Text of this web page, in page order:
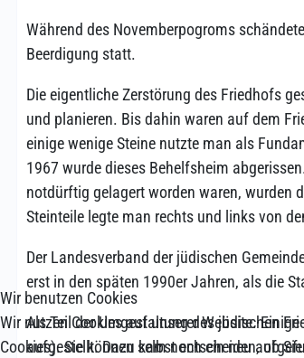
Während des Novemberpogroms
Beerdigung statt.
Die eigentliche Zerstörung des Friedhofs
und planieren. Bis dahin waren auf dem
einige wenige Steine nutzte man als
1967 wurde dieses Behelfsheim
notdürftig gelagert worden waren, wurden
Steinteile legte man rechts und links von
Der Landesverband der jüdischen
erst in den späten 1990er Jahren, als die
Als Teil der Umgestaltung des jüdischen
aufgestellt. Dazu kam noch ein neu
Wir benutzen Cookies
Wir nutzen Cookies auf unserer Website.
Cookies). Sie können selbst entscheiden, ob